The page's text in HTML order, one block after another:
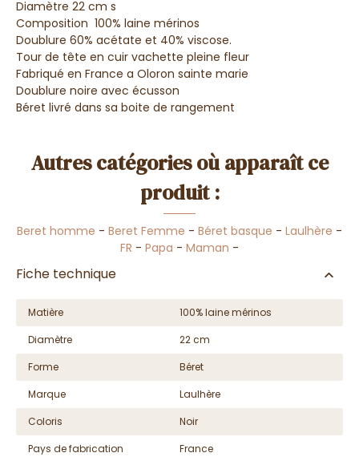
Diamètre 22 cm s
Composition 100% laine mérinos
Doublure 60% acétate et 40% viscose.
Tour de tête en cuir vachette pleine fleur
Fabriqué en France a Oloron sainte marie
Doublure noire avec écusson
Béret livré dans sa boite de rangement
Autres catégories où apparaît ce
produit :
Beret homme - Beret Femme - Béret basque - Laulhère -
FR - Papa - Maman -
Fiche technique
Matière
100% laine mérinos
Diamètre
22 cm
Forme
Béret
Marque
Laulhère
Coloris
Noir
Pays de fabrication
France